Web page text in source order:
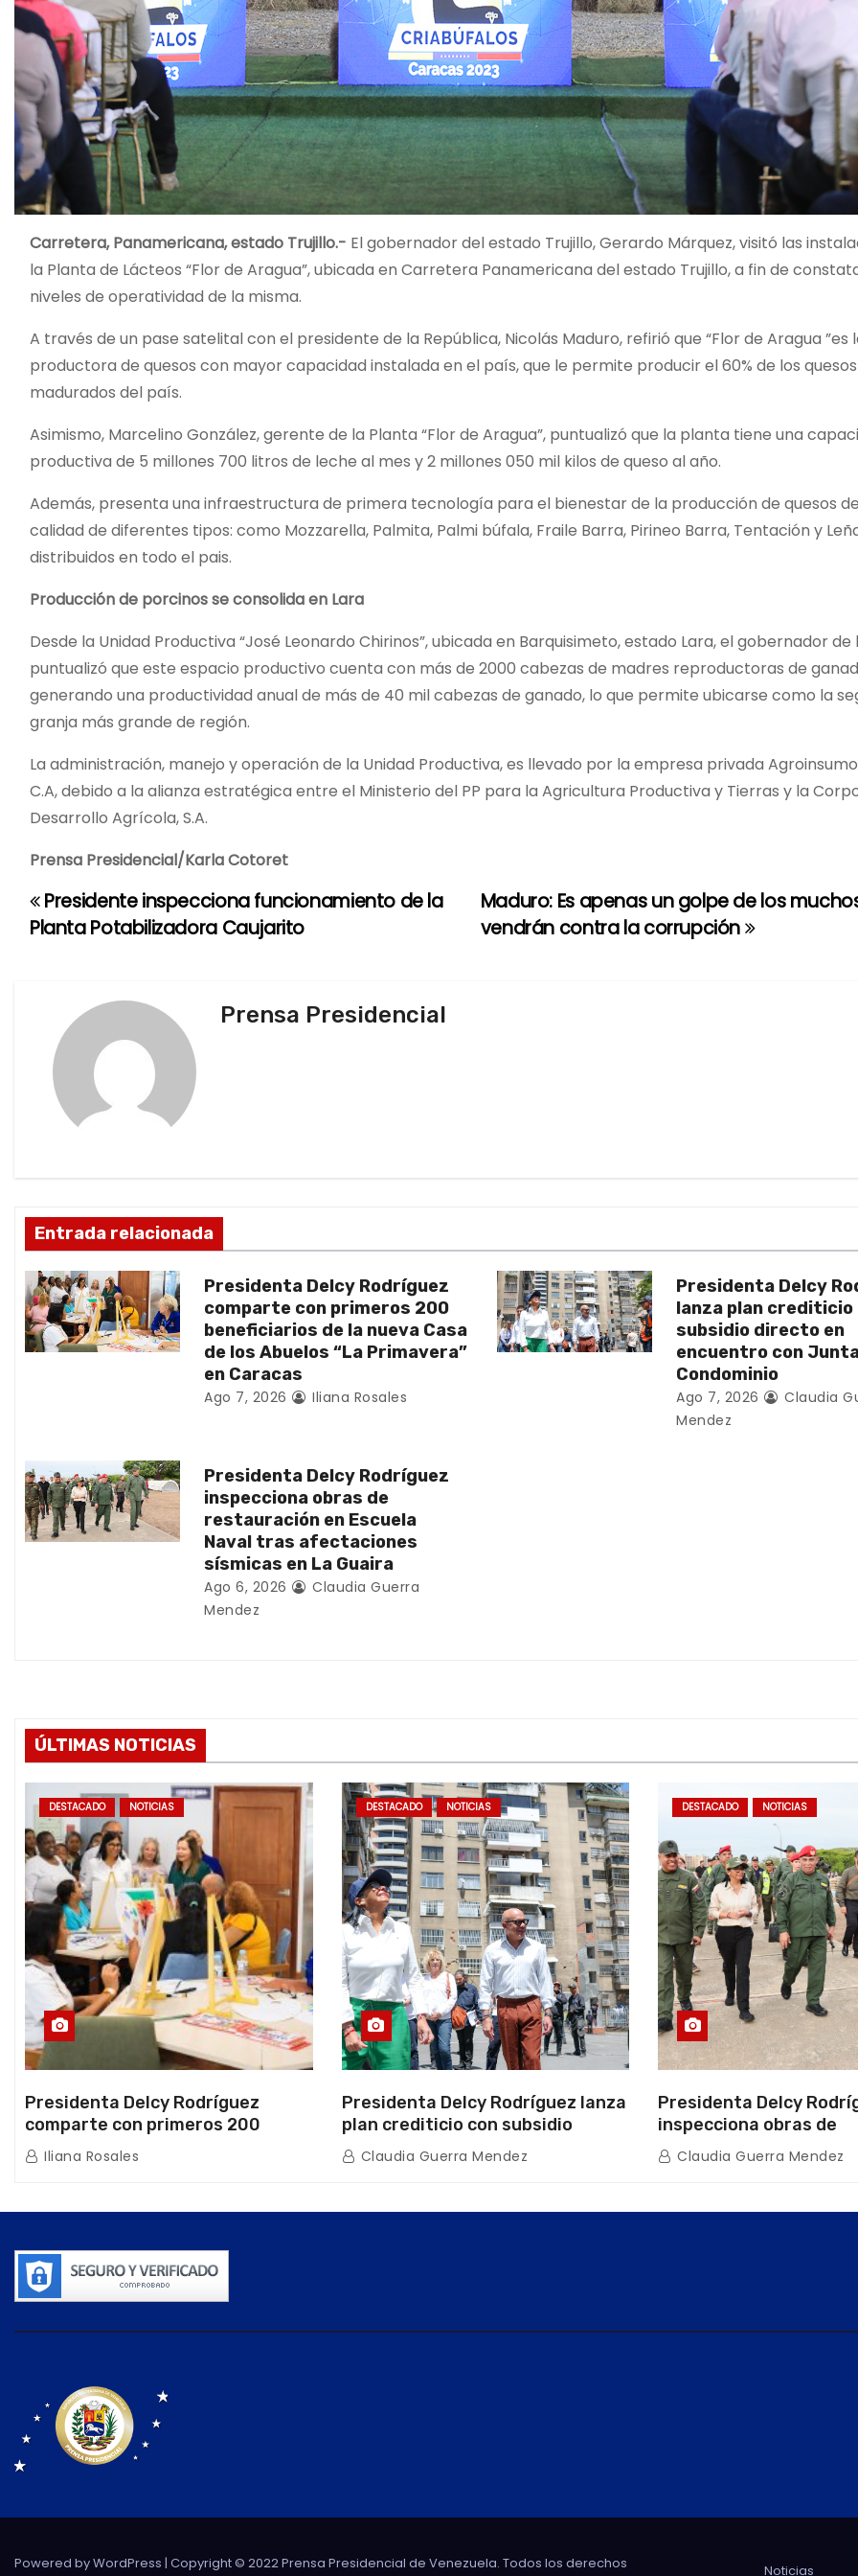
Carretera, Panamericana, estado Trujillo.- El gobernador del estado Trujillo, Gerardo Márquez, visitó las
la Planta de Lácteos “Flor de Aragua”, ubicada en Carretera Panamericana del estado Trujillo, a fin de
niveles de operatividad de la misma.
A través de un pase satelital con el presidente de la República, Nicolás Maduro, refirió que “Flor de Aragua ”es
productora de quesos con mayor capacidad instalada en el país, que le permite producir el 60% de los quesos
madurados del país.
Asimismo, Marcelino González, gerente de la Planta “Flor de Aragua”, puntualizó que la planta tiene una
productiva de 5 millones 700 litros de leche al mes y 2 millones 050 mil kilos de queso al año.
Además, presenta una infraestructura de primera tecnología para el bienestar de la producción de quesos
calidad de diferentes tipos: como Mozzarella, Palmita, Palmi búfala, Fraile Barra, Pirineo Barra, Tentación y
distribuidos en todo el pais.
Producción de porcinos se consolida en Lara
Desde la Unidad Productiva “José Leonardo Chirinos”, ubicada en Barquisimeto, estado Lara, el gobernador
puntualizó que este espacio productivo cuenta con más de 2000 cabezas de madres reproductoras de
generando una productividad anual de más de 40 mil cabezas de ganado, lo que permite ubicarse como la
granja más grande de región.
La administración, manejo y operación de la Unidad Productiva, es llevado por la empresa privada
C.A, debido a la alianza estratégica entre el Ministerio del PP para la Agricultura Productiva y Tierras y la
Desarrollo Agrícola, S.A.
Prensa Presidencial/Karla Cotoret
N
ó
n
d
e
t
r
a
Maduro: Es apenas un golpe de los
vendrán contra la corrupción
Presidente inspecciona funcionamiento de la
Planta Potabilizadora Caujarito
Prensa Presidencial
Entrada relacionada
Presidenta Delcy Rodríguez
comparte con primeros 200
beneficiarios de la nueva Casa
de los Abuelos “La Primavera”
en Caracas
Ago 7, 2026 Iliana Rosales
Presidenta Delcy
lanza plan crediticio
subsidio directo en
encuentro con
Condominio
Ago 7, 2026
Claudia
Mendez
Presidenta Delcy Rodríguez
inspecciona obras de
restauración en Escuela
Naval tras afectaciones
sísmicas en La Guaira
Ago 6, 2026
Claudia Guerra
Mendez
ÚLTIMAS NOTICIAS
DESTACADO NOTICIAS
Presidenta Delcy Rodríguez
comparte con primeros 200
beneficiarios de la nueva Casa de
los Abuelos “La Primavera” en
Iliana Rosales
DESTACADO NOTICIAS
Presidenta Delcy Rodríguez lanza
plan crediticio con subsidio
directo en encuentro con Juntas
de Condominio
Claudia Guerra Mendez
DESTACADO NOTICIAS
Presidenta Delcy
inspecciona obras de
restauración en Escuela
tras afectaciones
Claudia Guerra Mendez
Powered by WordPress | Copyright © 2022 Prensa Presidencial de Venezuela. Todos los derechos Noticias